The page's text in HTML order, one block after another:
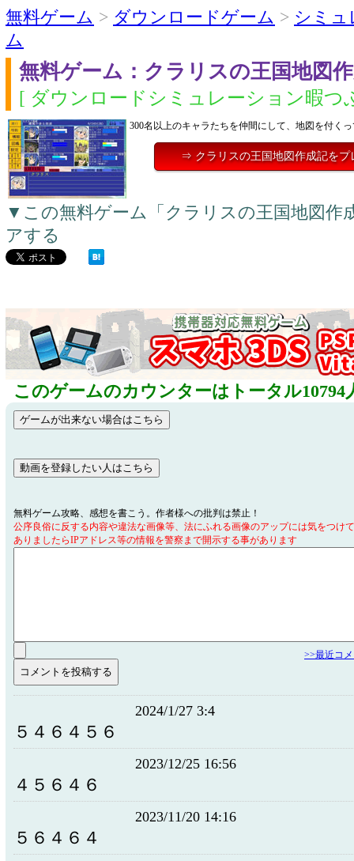
無料ゲーム > ダウンロードゲーム > シミュ
ム
無料ゲーム：クラリスの王国地図
[ ダウンロードシミュレーション暇つ
300名以上のキャラたちを仲間にして、地図を付く
⇒ クラリスの王国地図作成記をプ
▼この無料ゲーム「クラリスの王国地図作
アする
このゲームのカウンターはトータル10794
無料ゲーム攻略、感想を書こう。作者様への批判は禁止！
公序良俗に反する内容や違法な画像等、法にふれる画像のアップには気をつけ
ありましたらIPアドレス等の情報を警察まで開示する事があります
>>最近コ
2024/1/27 3:4
５４６４５６
2023/12/25 16:56
４５６４６
2023/11/20 14:16
５６４６４